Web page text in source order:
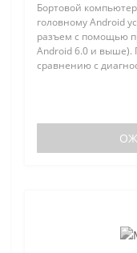
Бортовой
головному Android
разъем с помощью
Android 6.0 и выше).
сравнению с